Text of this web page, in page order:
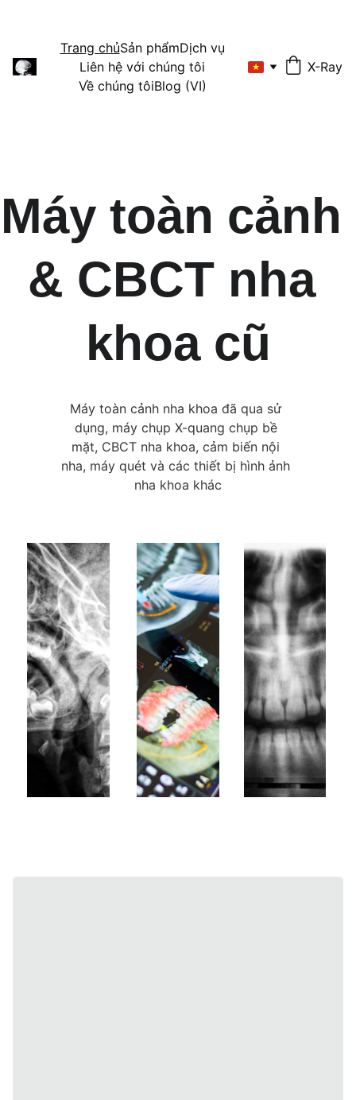
Trang chủSản phẩmDịch vụ
Liên hệ với chúng tôi
Về chúng tôiBlog (VI)
X-Ray
Máy toàn cảnh
& CBCT nha
khoa cũ
Máy toàn cảnh nha khoa đã qua sử
dụng, máy chụp X-quang chụp bề
mặt, CBCT nha khoa, cảm biến nội
nha, máy quét và các thiết bị hình ảnh
nha khoa khác